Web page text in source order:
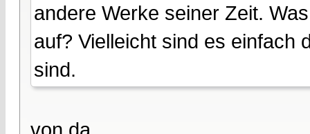
andere Werke seiner Zeit.
auf? Vielleicht sind es einfach
sind.
von da